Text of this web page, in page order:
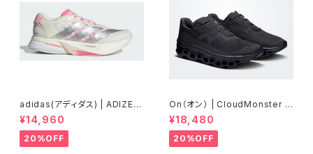
adidas(アディダス) | ADIZER
OBOSTON13 | Core White
/ Silver Metallic / Bliss Pin
k | Women
¥14,960
20%OFF
On（オン） | CloudMonster V
oid | Black/Black | Men
¥18,480
20%OFF